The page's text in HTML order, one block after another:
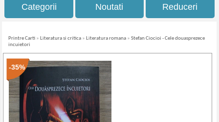
Categorii Noutati Reduceri
Printre Carti » Literatura si critica » Literatura romana »Stefan Ciocioi - Cele douasprezece
incuietori
-35%